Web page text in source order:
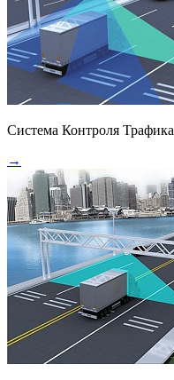
Система Контроля Трафика
→